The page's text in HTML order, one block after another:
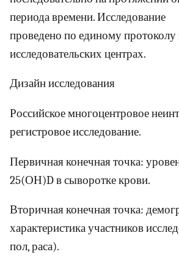
периода времени. Исследование
проведено по единому протоколу
исследовательских центрах.
Дизайн исследования
Российское многоцентровое
регистровое исследование.
Первичная конечная точка:
25(ОН)D в сыворотке крови.
Вторичная конечная точка:
характеристика участников
пол, раса).